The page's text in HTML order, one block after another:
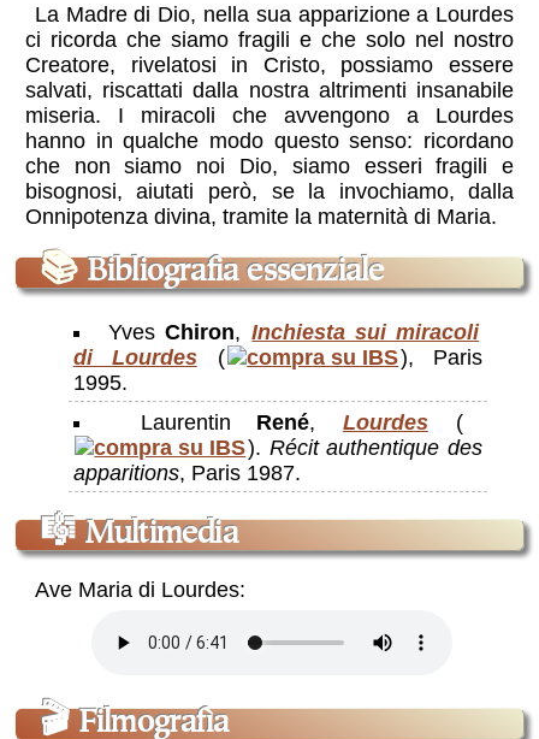
La Madre di Dio, nella sua apparizione a Lourdes
ci ricorda che siamo fragili e che solo nel nostro
Creatore, rivelatosi in Cristo, possiamo essere
salvati, riscattati dalla nostra altrimenti insanabile
miseria. I miracoli che avvengono a Lourdes
hanno in qualche modo questo senso: ricordano
che non siamo noi Dio, siamo esseri fragili e
bisognosi, aiutati però, se la invochiamo, dalla
Onnipotenza divina, tramite la maternità di Maria.
📚 Bibliografia essenziale
Yves Chiron, Inchiesta sui miracoli
di Lourdes (
), Paris
1995.
Laurentin René, Lourdes (
). Récit authentique des
apparitions, Paris 1987.
🎼 Multimedia
Ave Maria di Lourdes:
🎬 Filmografìa